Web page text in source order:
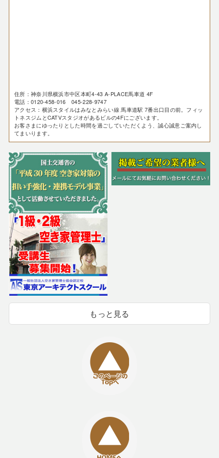
住所：神奈川県横浜市中区本町4-43 A-PLACE馬車道 4F
電話：0120-458-016 045-228-9747
アクセス：横浜スタイルはみなとみらい線 馬車道駅 7番出口目の前。フィッ
トネスジムとCATVスタジオがあるビルの4Fにございます。
お客さまにゆったりとした時間を過ごしていただくよう、誠心誠意ご案内し
てまいります。
もっと見る